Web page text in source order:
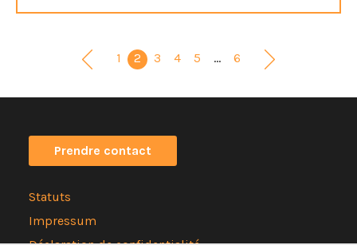
1 2 3 4 5 … 6
Prendre contact
Statuts
Impressum